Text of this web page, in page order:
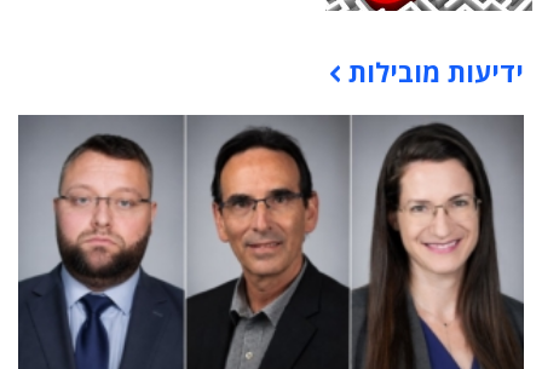
תוכן פרסומי
ידיעות מובילות